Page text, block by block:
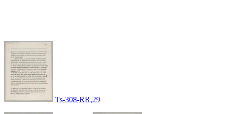
Ts-308-RR,29